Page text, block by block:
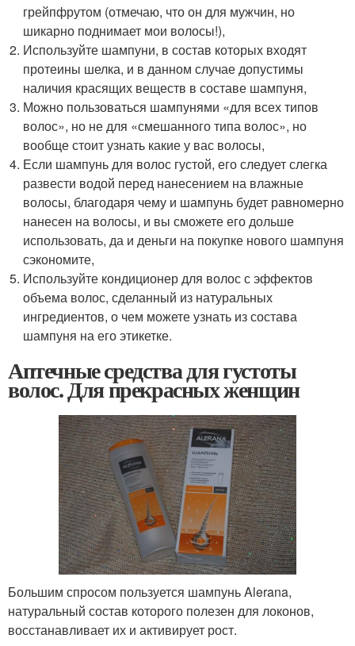
грейпфрутом (отмечаю, что он для мужчин, но
шикарно поднимает мои волосы!),
Используйте шампуни, в состав которых входят
протеины шелка, и в данном случае допустимы
наличия красящих веществ в составе шампуня,
Можно пользоваться шампунями «для всех типов
волос», но не для «смешанного типа волос», но
вообще стоит узнать какие у вас волосы,
Если шампунь для волос густой, его следует слегка
развести водой перед нанесением на влажные
волосы, благодаря чему и шампунь будет равномерно
нанесен на волосы, и вы сможете его дольше
использовать, да и деньги на покупке нового шампуня
сэкономите,
Используйте кондиционер для волос с эффектов
объема волос, сделанный из натуральных
ингредиентов, о чем можете узнать из состава
шампуня на его этикетке.
Аптечные средства для густоты
волос. Для прекрасных женщин
Большим спросом пользуется шампунь Alerana,
натуральный состав которого полезен для локонов,
восстанавливает их и активирует рост.